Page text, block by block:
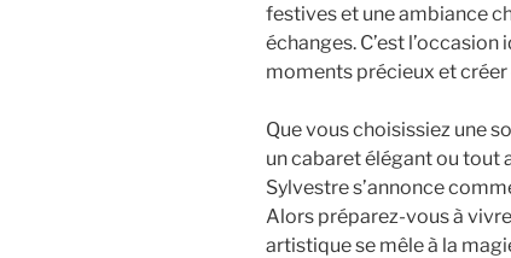
festives et une ambiance
échanges. C’est
moments précieux et
Que vous choisissiez une
un cabaret élégant ou tout
Sylvestre s’annonce
Alors préparez-vous à
artistique se mêle à la